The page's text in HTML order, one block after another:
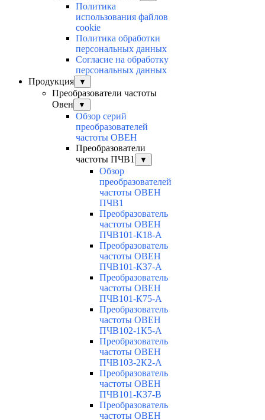
Политика
использования файлов
cookie
Политика обработки
персональных данных
Согласие на обработку
персональных данных
Продукция
▼
Преобразователи частоты
Овен
▼
Обзор серий
преобразователей
частоты ОВЕН
Преобразователи
частоты ПЧВ1
▼
Обзор
преобразователей
частоты ОВЕН
ПЧВ1
Преобразователь
частоты ОВЕН
ПЧВ101-К18-А
Преобразователь
частоты ОВЕН
ПЧВ101-К37-А
Преобразователь
частоты ОВЕН
ПЧВ101-К75-А
Преобразователь
частоты ОВЕН
ПЧВ102-1К5-А
Преобразователь
частоты ОВЕН
ПЧВ103-2К2-А
Преобразователь
частоты ОВЕН
ПЧВ101-К37-В
Преобразователь
частоты ОВЕН